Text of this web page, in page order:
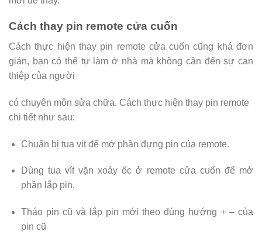
Cách thay pin remote cửa cuốn
Cách thực hiện thay pin remote cửa cuốn cũng khá đơn
giản, bạn có thể tự làm ở nhà mà không cần đến sự can
thiệp của người
có chuyên môn sửa chữa. Cách thực hiện thay pin remote
chi tiết như sau:
Chuẩn bị tua vít để mở phần đựng pin của remote.
Dùng tua vít vặn xoáy ốc ở remote cửa cuốn để mở
phần lắp pin.
Tháo pin cũ và lắp pin mới theo đúng hướng + – của
pin cũ